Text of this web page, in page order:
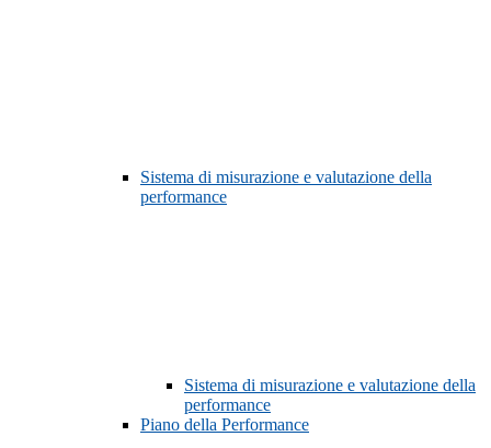
Sistema di misurazione e valutazione della
performance
Sistema di misurazione e valutazione della
performance
Piano della Performance